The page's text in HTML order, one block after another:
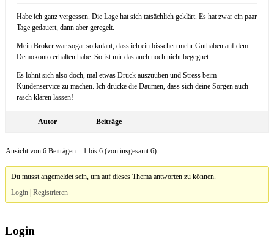
Habe ich ganz vergessen. Die Lage hat sich tatsächlich geklärt. Es hat zwar ein paar
Tage gedauert, dann aber geregelt.
Mein Broker war sogar so kulant, dass ich ein bisschen mehr Guthaben auf dem
Demokonto erhalten habe. So ist mir das auch noch nicht begegnet.
Es lohnt sich also doch, mal etwas Druck auszuüben und Stress beim
Kundenservice zu machen. Ich drücke die Daumen, dass sich deine Sorgen auch
rasch klären lassen!
Autor Beiträge
Ansicht von 6 Beiträgen – 1 bis 6 (von insgesamt 6)
Du musst angemeldet sein, um auf dieses Thema antworten zu können.
Login |Registrieren
Login